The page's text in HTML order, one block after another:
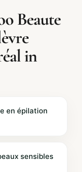
Beaute
in
en épilation
sensibles